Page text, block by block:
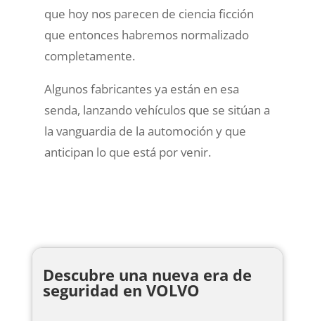
que hoy nos parecen de ciencia ficción
que entonces habremos normalizado
completamente.
Algunos fabricantes ya están en esa
senda, lanzando vehículos que se sitúan a
la vanguardia de la automoción y que
anticipan lo que está por venir.
Descubre una nueva era de
seguridad en VOLVO